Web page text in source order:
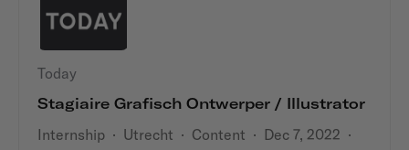
Today
Stagiaire Grafisch Ontwerper / Illustrator
Internship · Utrecht · Content · Dec 7, 2022 ·